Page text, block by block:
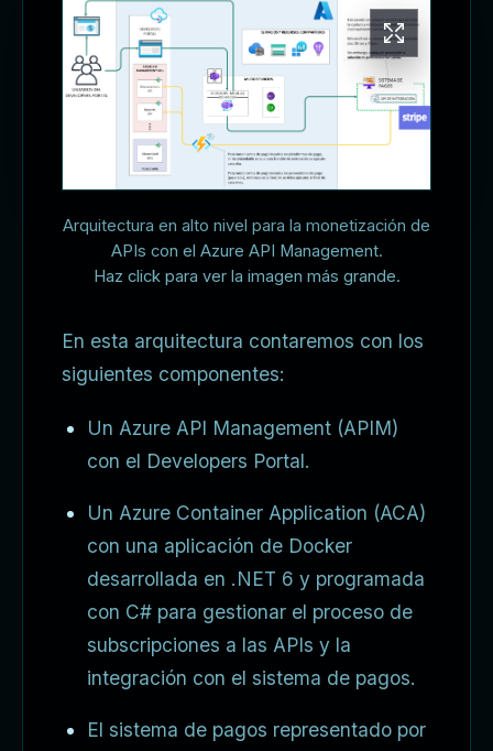
Arquitectura en alto nivel para la monetización de
APIs con el Azure API Management.
Haz click para ver la imagen más grande.
En esta arquitectura contaremos con los
siguientes componentes:
Un Azure API Management (APIM)
con el Developers Portal.
Un Azure Container Application (ACA)
con una aplicación de Docker
desarrollada en .NET 6 y programada
con C# para gestionar el proceso de
subscripciones a las APIs y la
integración con el sistema de pagos.
El sistema de pagos representado por